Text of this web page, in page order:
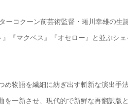
ーコクーン前芸術監督・蜷川幸雄の生
『マクベス』『オセロー』と並ぶシ
物語を繊細に紡ぎ出す斬新な演出手
一新させ、現代的で新鮮な再翻訳版と